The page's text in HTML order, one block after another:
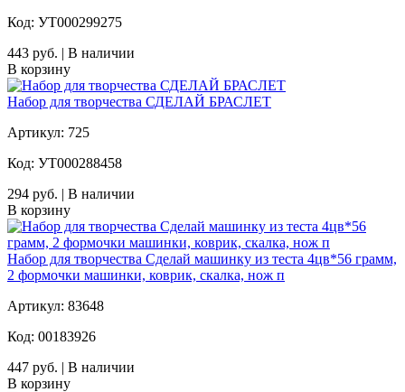
Код: УТ000299275
443 руб. | В наличии
В корзину
Набор для творчества СДЕЛАЙ БРАСЛЕТ
Артикул: 725
Код: УТ000288458
294 руб. | В наличии
В корзину
Набор для творчества Сделай машинку из теста 4цв*56 грамм,
2 формочки машинки, коврик, скалка, нож п
Артикул: 83648
Код: 00183926
447 руб. | В наличии
В корзину